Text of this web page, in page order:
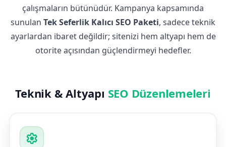
çalışmaların bütünüdür. Kampanya kapsamında
sunulan Tek Seferlik Kalıcı SEO Paketi, sadece teknik
ayarlardan ibaret değildir; sitenizi hem altyapı hem de
otorite açısından güçlendirmeyi hedefler.
Teknik & Altyapı SEO Düzenlemeleri
settings